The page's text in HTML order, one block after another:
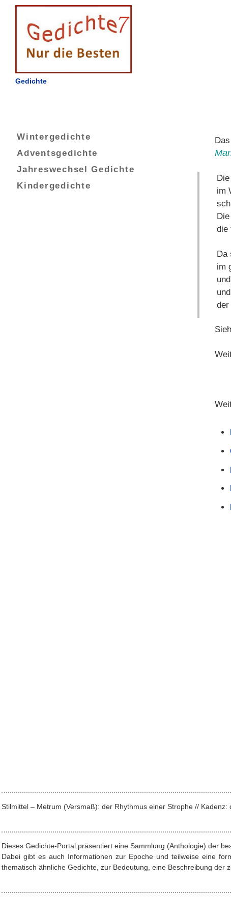
Gedichte
Wintergedichte
Adventsgedichte
Jahreswechsel Gedichte
Kindergedichte
im
die
Da
im
der
Stilmittel – Metrum (Versmaß): der Rhythmus einer Strophe //
Dieses Gedichte-Portal präsentiert eine Sammlung (Anthologie) der
Dabei gibt es auch Informationen zur Epoche und teilweise eine
thematisch ähnliche Gedichte, zur Bedeutung, eine Beschreibung